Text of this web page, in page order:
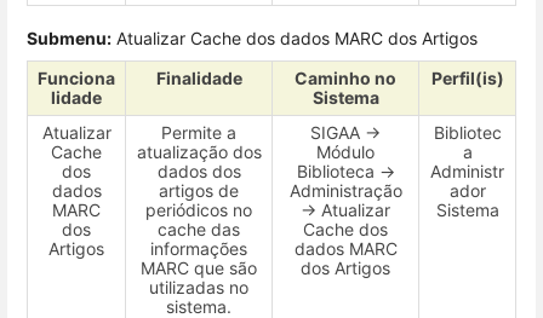
Submenu: Atualizar Cache dos dados MARC dos Artigos
Funciona
lidade
Finalidade
Caminho no
Sistema
Perfil(is)
Atualizar
Cache
dos
dados
MARC
dos
Artigos
Permite a
atualização dos
dados dos
artigos de
periódicos no
cache das
informações
MARC que são
utilizadas no
sistema.
SIGAA →
Módulo
Biblioteca →
Administração
→ Atualizar
Cache dos
dados MARC
dos Artigos
Bibliotec
a
Administr
ador
Sistema